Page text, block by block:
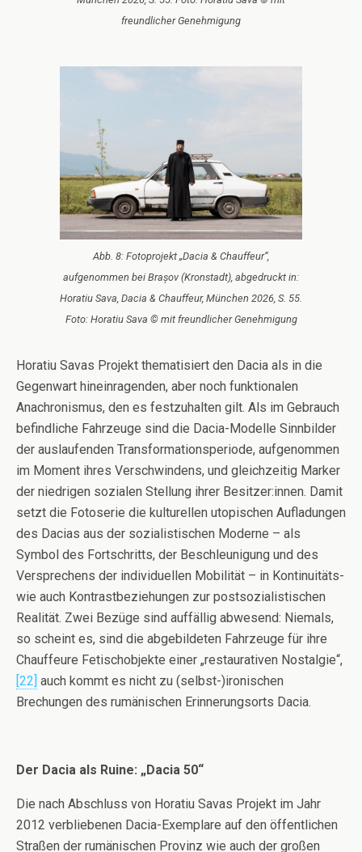
freundlicher Genehmigung
Abb. 8: Fotoprojekt „Dacia & Chauffeur“,
aufgenommen bei Brașov (Kronstadt), abgedruckt in:
Horatiu Sava, Dacia & Chauffeur, München 2026, S. 55.
Foto: Horatiu Sava © mit freundlicher Genehmigung
Horatiu Savas Projekt thematisiert den Dacia als in die
Gegenwart hineinragenden, aber noch funktionalen
Anachronismus, den es festzuhalten gilt. Als im Gebrauch
befindliche Fahrzeuge sind die Dacia-Modelle Sinnbilder
der auslaufenden Transformationsperiode, aufgenommen
im Moment ihres Verschwindens, und gleichzeitig Marker
der niedrigen sozialen Stellung ihrer Besitzer:innen. Damit
setzt die Fotoserie die kulturellen utopischen Aufladungen
des Dacias aus der sozialistischen Moderne – als
Symbol des Fortschritts, der Beschleunigung und des
Versprechens der individuellen Mobilität – in Kontinuitäts-
wie auch Kontrastbeziehungen zur postsozialistischen
Realität. Zwei Bezüge sind auffällig abwesend: Niemals,
so scheint es, sind die abgebildeten Fahrzeuge für ihre
Chauffeure Fetischobjekte einer „restaurativen Nostalgie“,
[22] auch kommt es nicht zu (selbst-)ironischen
Brechungen des rumänischen Erinnerungsorts Dacia.
Der Dacia als Ruine: „Dacia 50“
Die nach Abschluss von Horatiu Savas Projekt im Jahr
2012 verbliebenen Dacia-Exemplare auf den öffentlichen
Straßen der rumänischen Provinz wie auch der großen